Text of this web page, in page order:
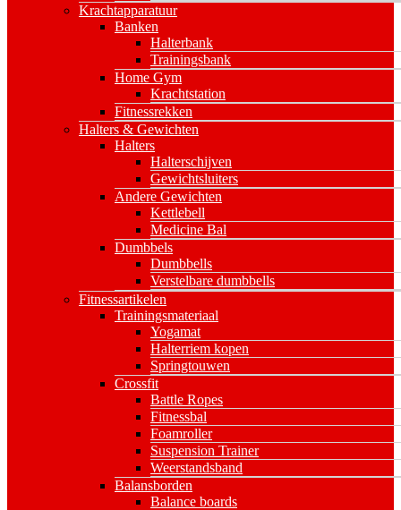
Krachtapparatuur
Banken
Halterbank
Trainingsbank
Home Gym
Krachtstation
Fitnessrekken
Halters & Gewichten
Halters
Halterschijven
Gewichtsluiters
Andere Gewichten
Kettlebell
Medicine Bal
Dumbbels
Dumbbells
Verstelbare dumbbells
Fitnessartikelen
Trainingsmateriaal
Yogamat
Halterriem kopen
Springtouwen
Crossfit
Battle Ropes
Fitnessbal
Foamroller
Suspension Trainer
Weerstandsband
Balansborden
Balance boards